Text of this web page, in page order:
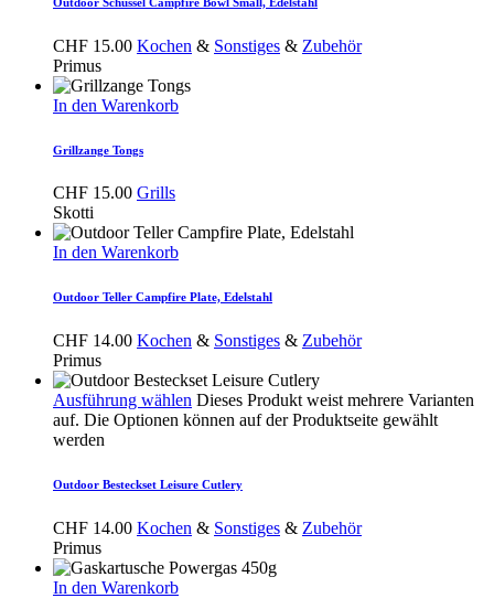
CHF 15.00 Kochen & Sonstiges & Zubehör
Primus
In den Warenkorb
Grillzange Tongs
CHF 15.00 Grills
Skotti
In den Warenkorb
Outdoor Teller Campfire Plate, Edelstahl
CHF 14.00 Kochen & Sonstiges & Zubehör
Primus
Ausführung wählen Dieses Produkt weist mehrere Varianten
auf. Die Optionen können auf der Produktseite gewählt
werden
Outdoor Besteckset Leisure Cutlery
CHF 14.00 Kochen & Sonstiges & Zubehör
Primus
In den Warenkorb